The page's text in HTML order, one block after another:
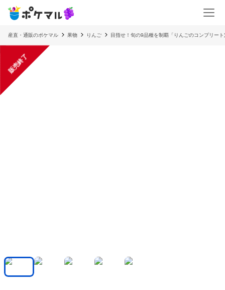
産直・通販のポケマル 果物 りんご 目指せ！旬の9品種を制覇「りんごのコンプリー
販売終了